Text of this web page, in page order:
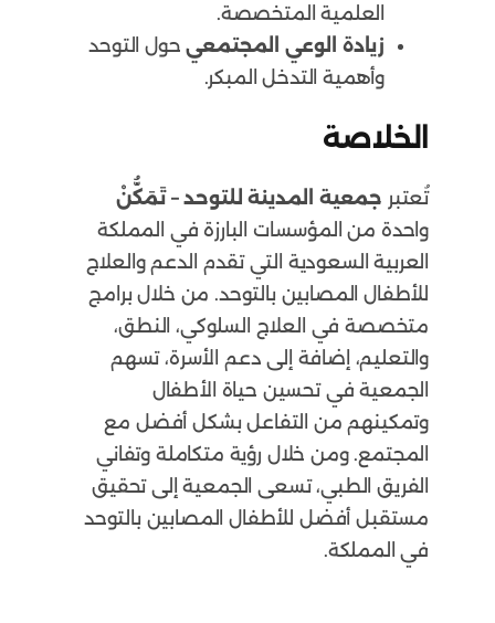
العلمية المتخصصة.
زيادة الوعي المجتمعيحول التوحد
وأهمية التدخل المبكر.
الخلاصة
تُعتبر جمعية المدينة للتوحد – تَمَكُّنْ
واحدة من المؤسسات البارزة في المملكة
العربية السعودية التي تقدم الدعم والعلاج
للأطفال المصابين بالتوحد. من خلال برامج
متخصصة في العلاج السلوكي، النطق،
والتعليم، إضافة إلى دعم الأسرة، تسهم
الجمعية في تحسين حياة الأطفال
وتمكينهم من التفاعل بشكل أفضل مع
المجتمع. ومن خلال رؤية متكاملة وتفاني
الفريق الطبي، تسعى الجمعية إلى تحقيق
مستقبل أفضل للأطفال المصابين بالتوحد
في المملكة.